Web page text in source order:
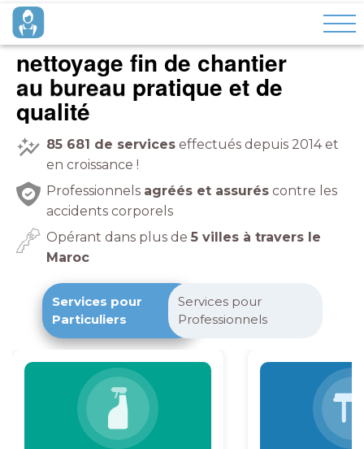
nettoyage fin de chantier
au bureau pratique et de
qualité
85 681 de services effectués depuis 2014 et
en croissance !
Professionnels agréés et assurés contre les
accidents corporels
Opérant dans plus de 5 villes à travers le
Maroc
Services pour
Particuliers
Services pour
Professionnels